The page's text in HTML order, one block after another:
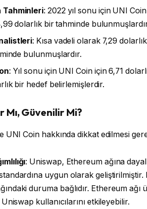
: 2022 yıl sonu için UNI
dolarlık bir tahminde
: Kısa vadeli olarak 7,29
bulunmuşlardır.
: Yıl sonu için UNI Coin için 6,71
bir hedef belirlemişlerdir.
Mı, Güvenilir Mi?
UNI Coin hakkında dikkat edilmesi
: Uniswap, Ethereum ağına
uygun olarak
duruma bağlıdır. Ethereum
kullanıcılarını etkileyebilir.